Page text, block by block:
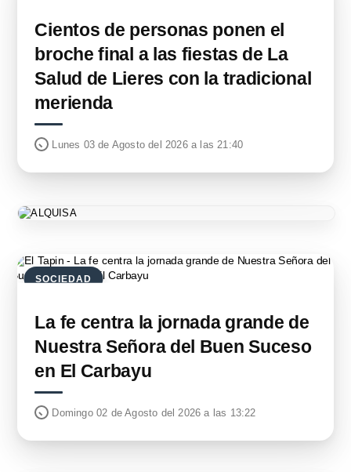
Cientos de personas ponen el
broche final a las fiestas de La
Salud de Lieres con la tradicional
merienda
Lunes 03 de Agosto del 2026 a las 21:40
SOCIEDAD
La fe centra la jornada grande de
Nuestra Señora del Buen Suceso
en El Carbayu
Domingo 02 de Agosto del 2026 a las 13:22